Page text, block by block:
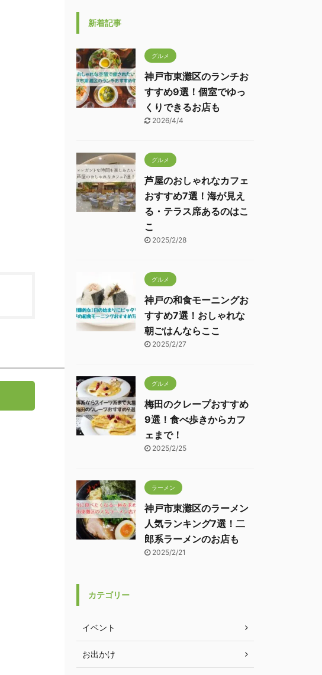
新着記事
グルメ
神戸市東灘区のランチお
すすめ9選！個室でゆっ
くりできるお店も
2026/4/4
グルメ
芦屋のおしゃれなカフェ
おすすめ7選！海が見え
る・テラス席あるのはこ
こ
2025/2/28
グルメ
神戸の和食モーニングお
すすめ7選！おしゃれな
朝ごはんならここ
2025/2/27
グルメ
梅田のクレープおすすめ
9選！食べ歩きからカフ
ェまで！
2025/2/25
ラーメン
神戸市東灘区のラーメン
人気ランキング7選！二
郎系ラーメンのお店も
2025/2/21
カテゴリー
イベント
お出かけ